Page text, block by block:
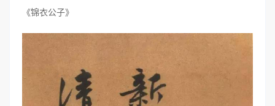
《锦衣公子》